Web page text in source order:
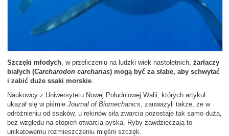
Szczęki młodych , w przeliczeniu na ludzki wiek nastoletnich, żarłaczy
białych (Carcharodon carcharias) mogą być za słabe, aby schwytać
i zabić duże ssaki morskie
Naukowcy z Uniwersytetu Nowej Południowej Walii, których artykuł
ukazał się w piśmie Journal of Biomechanics , zauważyli także, że w
odróżnieniu od ssaków, u rekinów siła zwarcia pozostaje tak samo duża,
bez względu na stopień otwarcia pyska. Ryby zawdzięczają to
unikatowemu rozmieszczeniu mięśni szczęk.